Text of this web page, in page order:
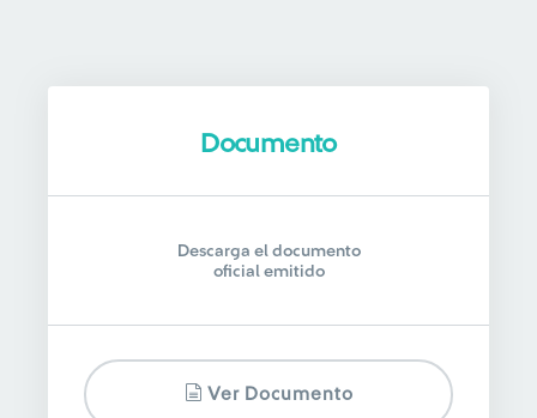
Documento
Descarga el documento
oficial emitido
Ver Documento